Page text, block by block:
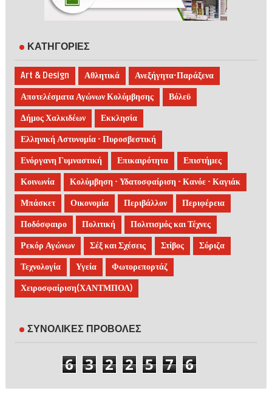
ΚΑΤΗΓΟΡΙΕΣ
Art & Design Αθλητικά Ανεξήγητα-Παράξενα
Αποτελέσματα Αγώνων Κολύμβησης Βόλεϋ
Δήμος Χαλκιδέων Εκκλησία
Ελληνική Αστυνομία - Πυροσβεστική
Ενόργανη Γυμναστική Επικαιρότητα Επιστήμες
Κοινωνία Κολύμβηση - Υδατοσφαίριση - Κανόε - Καγιάκ
Μπάσκετ Οικονομία Περιβάλλον Περιφέρεια
Ποδόσφαιρο Πολιτική Πολιτισμός και Τέχνες
Ρεκόρ Αγώνων Σέξ και Σχέσεις Στίβος Σύριζα
Τεχνολογία Υγεία Φωτορεπορτάζ
Χειροσφαίριση(ΧΑΝΤΜΠΟΛ)
ΣΥΝΟΛΙΚΕΣ ΠΡΟΒΟΛΕΣ
6 3 2 2 5 7 6